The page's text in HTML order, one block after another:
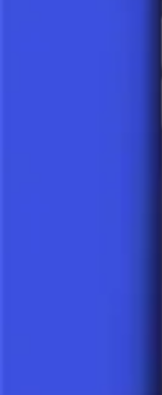
puerta al mundo de áreas